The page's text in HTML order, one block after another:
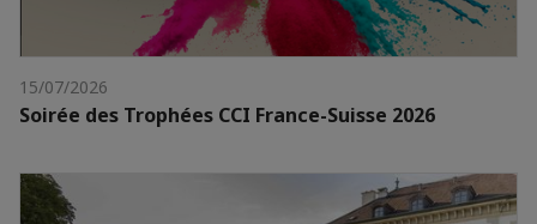
15/07/2026
Soirée des Trophées CCI France-Suisse 2026